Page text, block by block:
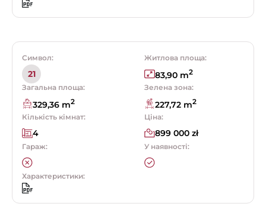
Символ:
21
Житлова площа:
83,90 m2
Загальна площа:
329,36 m2
Зелена зона:
227,72 m2
Кількість кімнат:
4
Ціна:
899 000 zł
Гараж: У наявності:
Характеристики: